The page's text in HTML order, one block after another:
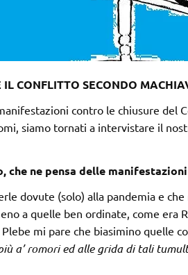
IL CONFLITTO SECONDO
contro le chiusure del
siamo tornati a intervistare il
che ne pensa delle
dovute (solo) alla pandemia e
a quelle ben ordinate, come era
mi pare che biasimino quelle
a’ romori ed alle grida di tali